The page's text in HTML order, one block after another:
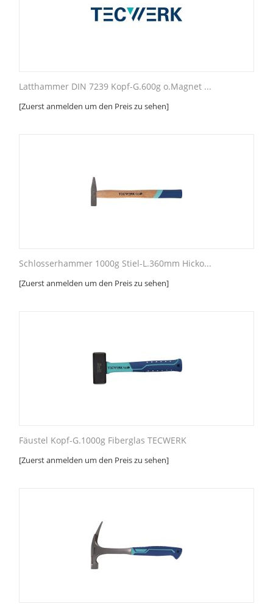
Latthammer DIN 7239 Kopf-G.600g o.Magnet ...
[Zuerst anmelden um den Preis zu sehen]
Schlosserhammer 1000g Stiel-L.360mm Hicko...
[Zuerst anmelden um den Preis zu sehen]
Fäustel Kopf-G.1000g Fiberglas TECWERK
[Zuerst anmelden um den Preis zu sehen]